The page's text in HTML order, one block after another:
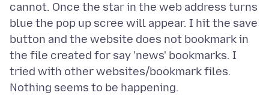
cannot. Once the star in the web address turns
blue the pop up scree will appear. I hit the save
button and the website does not bookmark in
the file created for say 'news' bookmarks. I
tried with other websites/bookmark files.